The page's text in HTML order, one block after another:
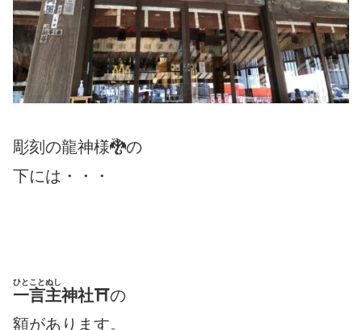
彫刻の龍神様🐉の
下には・・・
一言主
ひとことぬし
神社⛩の
額があります。